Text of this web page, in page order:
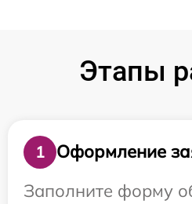
Этапы
1
Оформление
Заполните форму